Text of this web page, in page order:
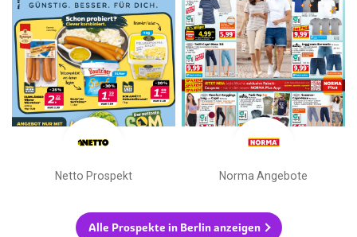
Netto Prospekt Norma Angebote
Alle Prospekte in Berlin anzeigen